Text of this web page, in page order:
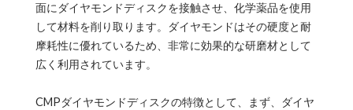
面にダイヤモンドディスクを接触させ、化学薬品を使用
して材料を削り取ります。ダイヤモンドはその硬度と耐
摩耗性に優れているため、非常に効果的な研磨材として
広く利用されています。
CMPダイヤモンドディスクの特徴として、まず、ダイヤ